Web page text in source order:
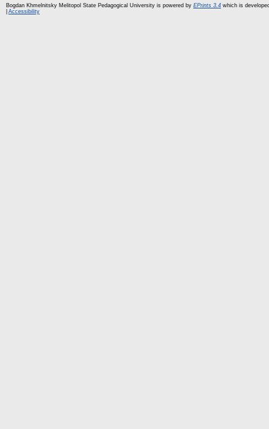
Bogdan Khmelnitsky Melitopol State Pedagogical University is powered by EPrints 3.4 which is
Accessibility